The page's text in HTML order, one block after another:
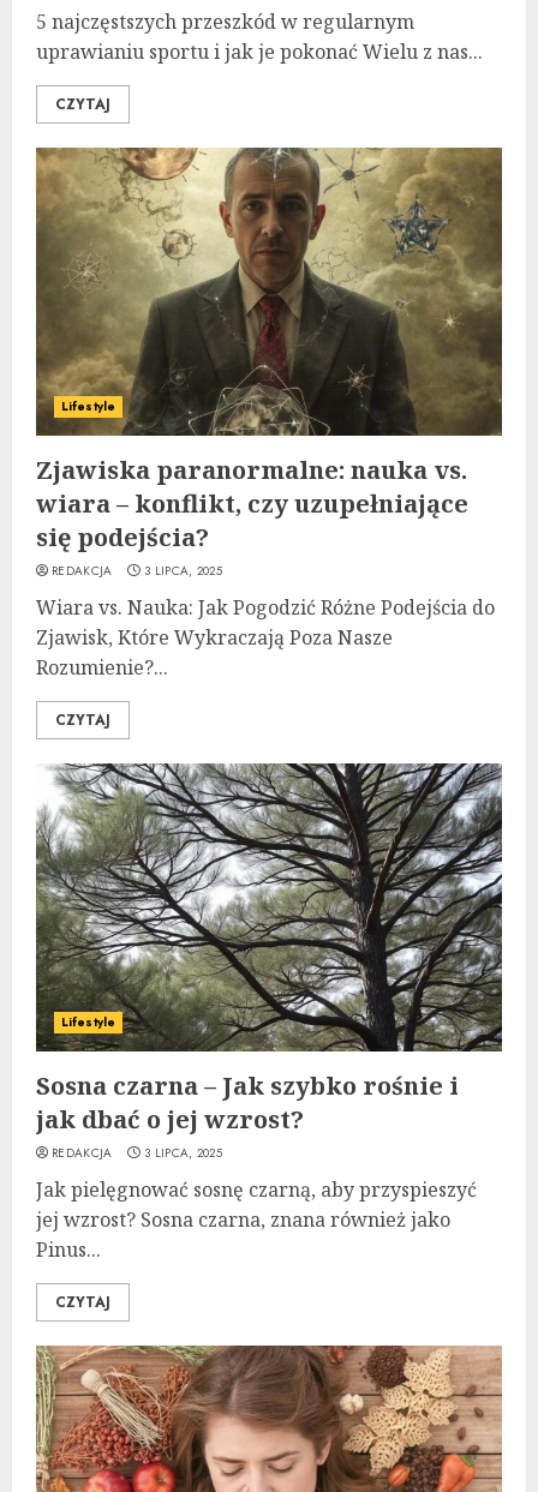
5 najczęstszych przeszkód w regularnym
uprawianiu sportu i jak je pokonać Wielu z nas...
CZYTAJ
Lifestyle
Zjawiska paranormalne: nauka vs.
wiara – konflikt, czy uzupełniające
się podejścia?
REDAKCJA 3 LIPCA, 2025
Wiara vs. Nauka: Jak Pogodzić Różne Podejścia do
Zjawisk, Które Wykraczają Poza Nasze
Rozumienie?...
CZYTAJ
Lifestyle
Sosna czarna – Jak szybko rośnie i
jak dbać o jej wzrost?
REDAKCJA 3 LIPCA, 2025
Jak pielęgnować sosnę czarną, aby przyspieszyć
jej wzrost? Sosna czarna, znana również jako
Pinus...
CZYTAJ